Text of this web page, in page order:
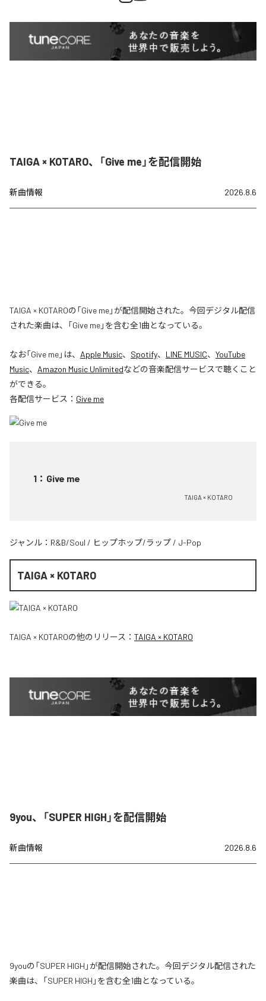
TAIGA × KOTARO、「Give me」を配信開始
新曲情報 2026.8.6
TAIGA × KOTAROの「Give me」が配信開始された。今回デジタル配信
された楽曲は、「Give me」を含む全1曲となっている。
なお「Give me」は、 Apple Music、 Spotify、 LINE MUSIC、 YouTube
Music、 Amazon Music Unlimitedなどの音楽配信サービスで聴くこと
ができる。
各配信サービス： Give me
1 ： Give me
TAIGA × KOTARO
ジャンル： R&B/Soul / ヒップホップ/ラップ / J-Pop
TAIGA × KOTARO
TAIGA × KOTAROの他のリリース： TAIGA × KOTARO
9you、「SUPER HIGH」を配信開始
新曲情報 2026.8.6
9youの「SUPER HIGH」が配信開始された。今回デジタル配信された
楽曲は、「SUPER HIGH」を含む全1曲となっている。